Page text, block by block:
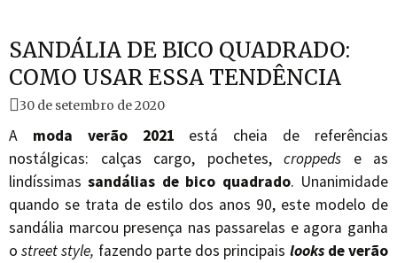
SANDÁLIA DE BICO QUADRADO:
COMO USAR ESSA TENDÊNCIA
30 de setembro de 2020
A moda verão 2021 está cheia de referências
nostálgicas: calças cargo, pochetes, croppeds e as
lindíssimassandálias de bico quadrado. Unanimidade
quando se trata de estilo dos anos 90, este modelo de
sandália marcou presença nas passarelas e agora ganha
ostreet style, fazendo parte dos principais looksde verão